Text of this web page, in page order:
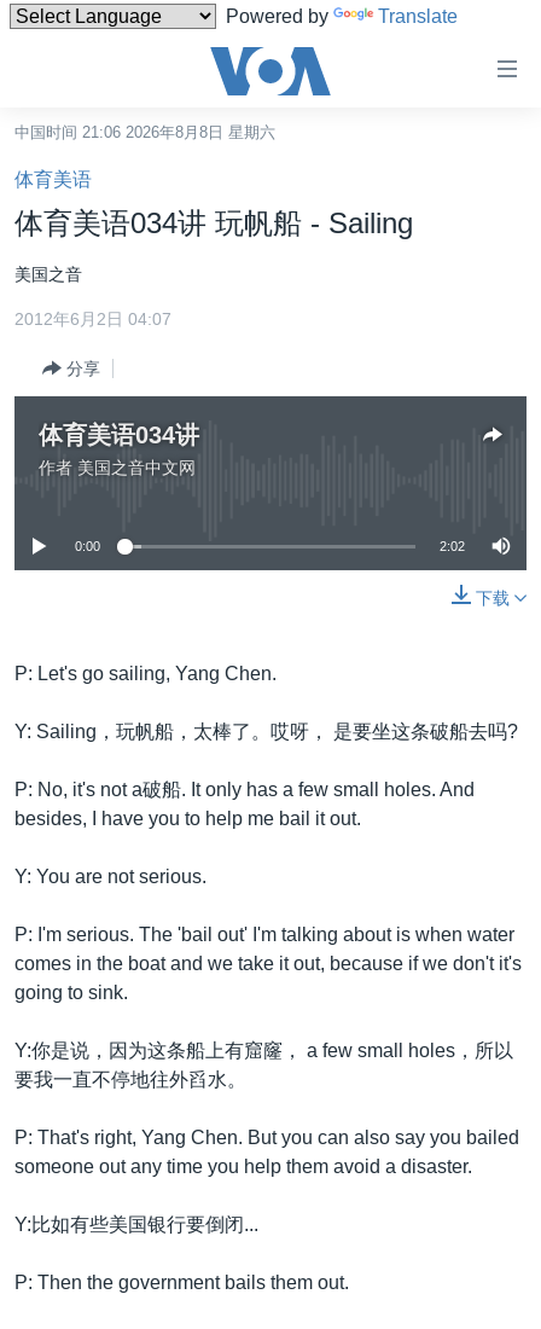
Powered by Translate
碍
链
接
转
内
中国
台湾
港澳
国际
最新国际新闻
印太
欧洲
全球议题
分类新闻
经济·金融·贸易
科教·文娱·体健
环境
美中关系
白宫要闻
美国建国250周年
埃博拉疫情
重要讲话与声明
关注西藏
关注新疆
VOA视频
其他语言网站
中国时间 21:06 2026年8月8日 星期六
体育美语
体育美语034讲 玩帆船 - Sailing
美国之音
2012年6月2日 04:07
分享
体育美语034讲
作者 美国之音中文网
0:00 2:02
下载
P: Let's go sailing, Yang Chen.
Y: Sailing，玩帆船，太棒了。哎呀， 是要坐这条破船去吗?
P: No, it's not a破船. It only has a few small holes. And
besides, I have you to help me bail it out.
Y: You are not serious.
P: I'm serious. The 'bail out' I'm talking about is when water
comes in the boat and we take it out, because if we don't it's
going to sink.
Y:你是说，因为这条船上有窟窿， a few small holes，所以
要我一直不停地往外舀水。
P: That's right, Yang Chen. But you can also say you bailed
someone out any time you help them avoid a disaster.
Y:比如有些美国银行要倒闭...
P: Then the government bails them out.